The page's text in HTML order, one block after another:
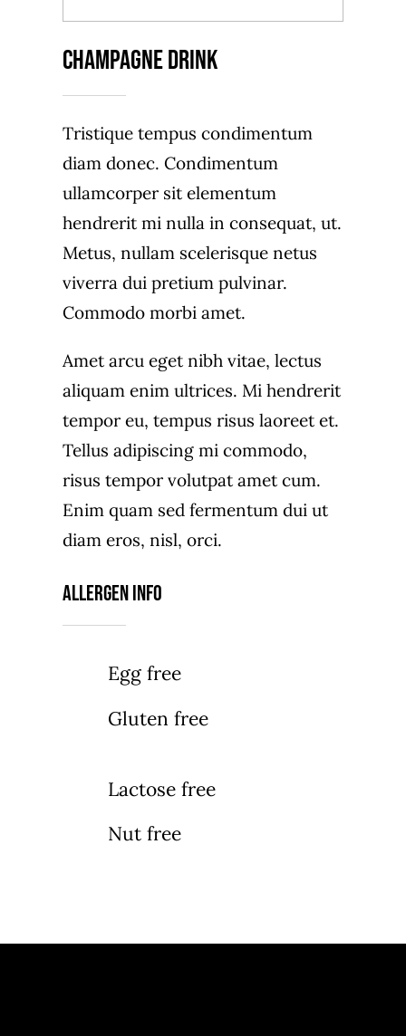
Champagne Drink
Tristique tempus condimentum
diam donec. Condimentum
ullamcorper sit elementum
hendrerit mi nulla in consequat, ut.
Metus, nullam scelerisque netus
viverra dui pretium pulvinar.
Commodo morbi amet.
Amet arcu eget nibh vitae, lectus
aliquam enim ultrices. Mi hendrerit
tempor eu, tempus risus laoreet et.
Tellus adipiscing mi commodo,
risus tempor volutpat amet cum.
Enim quam sed fermentum dui ut
diam eros, nisl, orci.
Allergen Info
Egg free
Gluten free
Lactose free
Nut free